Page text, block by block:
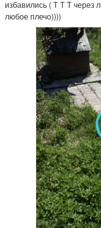
избавились ( Т Т Т через
любое плечо))))